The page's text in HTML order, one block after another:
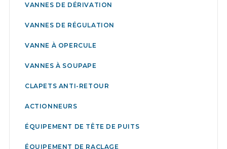
VANNES DE DÉRIVATION
VANNES DE RÉGULATION
VANNE À OPERCULE
VANNES À SOUPAPE
CLAPETS ANTI-RETOUR
ACTIONNEURS
ÉQUIPEMENT DE TÊTE DE PUITS
ÉQUIPEMENT DE RACLAGE